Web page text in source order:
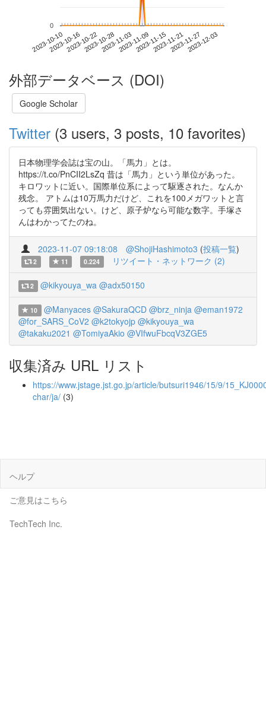
2023-10-102023-10-162023-10-222023-10-282023-11-032023-11-092023-11-152023-11-212023-11-272023-12-03
0
外部データベース (DOI)
Google Scholar
Twitter (3 users, 3 posts, 10 favorites)
日本物理学会誌は宝の山。「馬力」とは。
https://t.co/PnCII2LsZq 昔は「馬力」という単位があった。
キロワットに近い。国際単位系によって駆逐された。なんか
残念。 アトムは10万馬力だけど、これを100メガワットと言
っても雰囲気出ない。けど、原子炉なら可能な数字。手塚さ
んはわかってたのね。
2023-11-07 09:18:08 @ShojiHashimoto3 (投稿一覧)
2 11 0.224 リツイート・ネットワーク (2)
2 @kikyouya_wa @adx50150
10 @Manyaces @SakuraQCD @brz_ninja @eman1972
@for_SARS_CoV2 @k2tokyojp @kikyouya_wa
@takaku2021 @TomiyaAkio @VIfwuFbcqV3ZGE5
収集済み URL リスト
https://www.jstage.jst.go.jp/article/butsuri1946/15/9/
char/ja/ (3)
ヘルプ
ご意見はこちら
TechTech Inc.